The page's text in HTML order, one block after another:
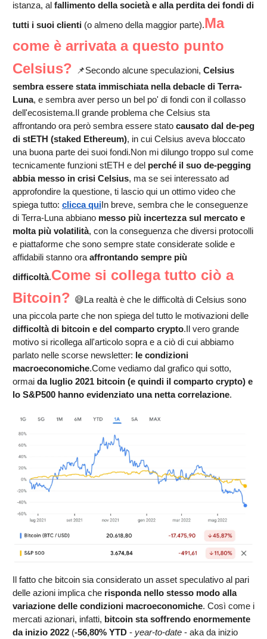
istanza, al fallimento della società e alla perdita dei fondi di
tutti i suoi clienti (o almeno della maggior parte).Ma
come è arrivata a questo punto
Celsius?
📌Secondo alcune speculazioni, Celsius
sembra essere stata immischiata nella debacle di Terra-
Luna, e sembra aver perso un bel po' di fondi con il collasso
dell'ecosistema.Il grande problema che Celsius sta
affrontando ora però sembra essere stato causato dal de-peg
di stETH (staked Ethereum), in cui Celsius aveva bloccato
una buona parte dei suoi fondi.Non mi dilungo troppo sul come
tecnicamente funzioni stETH e del perché il suo de-pegging
abbia messo in crisi Celsius, ma se sei interessato ad
approfondire la questione, ti lascio qui un ottimo video che
spiega tutto: clicca quiIn breve, sembra che le conseguenze
di Terra-Luna abbiano messo più incertezza sul mercato e
molta più volatilità, con la conseguenza che diversi protocolli
e piattaforme che sono sempre state considerate solide e
affidabili stanno ora affrontando sempre più
difficoltà.Come si collega tutto ciò a
Bitcoin? 😅La realtà è che le difficoltà di Celsius sono
una piccola parte che non spiega del tutto le motivazioni delle
difficoltà di bitcoin e del comparto crypto.Il vero grande
motivo si ricollega all'articolo sopra e a ciò di cui abbiamo
parlato nelle scorse newsletter: le condizioni
macroeconomiche.Come vediamo dal grafico qui sotto,
ormai da luglio 2021 bitcoin (e quindi il comparto crypto) e
lo S&P500 hanno evidenziato una netta correlazione.
Il fatto che bitcoin sia considerato un asset speculativo al pari
delle azioni implica che risponda nello stesso modo alla
variazione delle condizioni macroeconomiche. Così come i
mercati azionari, infatti, bitcoin sta soffrendo enormemente
da inizio 2022 (-56,80% YTD - year-to-date - aka da inizio